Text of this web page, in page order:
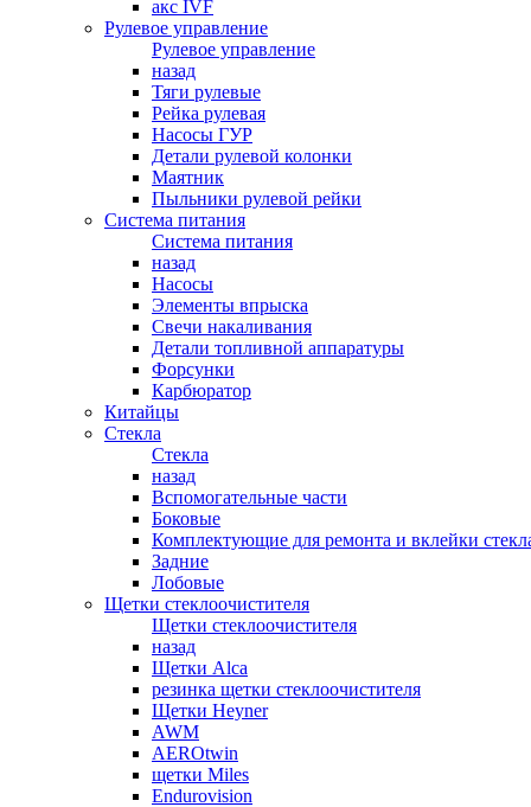
акс IVF
Рулевое управление
Рулевое управление
назад
Тяги рулевые
Рейка рулевая
Насосы ГУР
Детали рулевой колонки
Маятник
Пыльники рулевой рейки
Система питания
Система питания
назад
Насосы
Элементы впрыска
Свечи накаливания
Детали топливной аппаратуры
Форсунки
Карбюратор
Китайцы
Стекла
Стекла
назад
Вспомогательные части
Боковые
Комплектующие для ремонта и вклейки
Задние
Лобовые
Щетки стеклоочистителя
Щетки стеклоочистителя
назад
Щетки Alca
резинка щетки стеклоочистителя
Щетки Heyner
AWM
AEROtwin
щетки Miles
Endurovision